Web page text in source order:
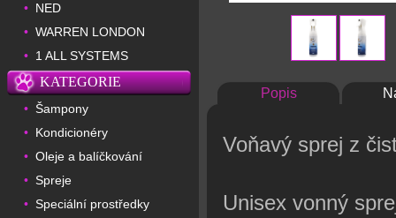
• NED
• WARREN LONDON
• 1 ALL SYSTEMS
KATEGORIE
• Šampony
• Kondicionéry
• Oleje a balíčkování
• Spreje
• Speciální prostředky
Popis
Voňavý sprej z
Unisex vonný